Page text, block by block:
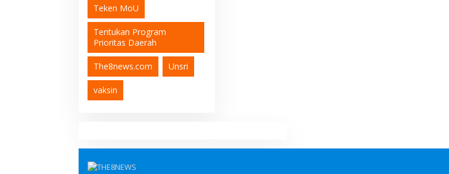
Teken MoU
Tentukan Program
Prioritas Daerah
The8news.com Unsri
vaksin